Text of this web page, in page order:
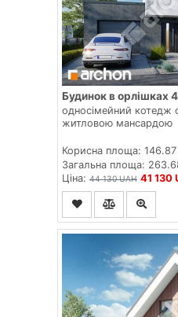
Будинок в орлішках
односімейний котедж
житловою мансардою
Корисна площа:
Загальна площа:
Ціна: 44 130 UAH 41 130